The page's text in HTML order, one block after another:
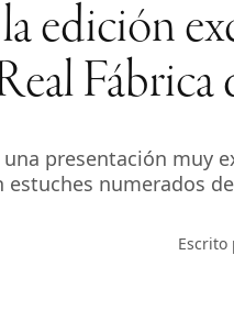
edición
Fábrica
presentación muy
numerados
Escrito